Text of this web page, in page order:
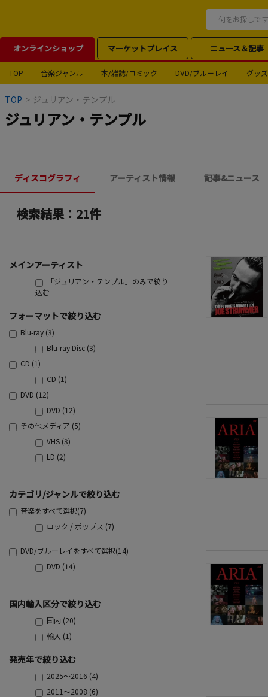
オンラインショップ マーケットプレイス ニュース＆記事
TOP 音楽ジャンル 本/雑誌/コミック DVD/ブルーレイ グッズ
TOP > ジュリアン・テンプル
ジュリアン・テンプル
ディスコグラフィ アーティスト情報 記事&ニュース
検索結果：21件
メインアーティスト
「ジュリアン・テンプル」のみで絞り
込む
フォーマットで絞り込む
Blu-ray (3)
Blu-ray Disc (3)
CD (1)
CD (1)
DVD (12)
DVD (12)
その他メディア (5)
VHS (3)
LD (2)
カテゴリ/ジャンルで絞り込む
音楽をすべて選択(7)
ロック / ポップス (7)
DVD/ブルーレイをすべて選択(14)
DVD (14)
国内輸入区分で絞り込む
国内 (20)
輸入 (1)
発売年で絞り込む
2025～2016 (4)
2011～2008 (6)